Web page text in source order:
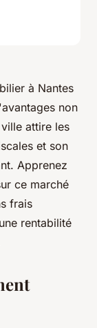
à Nantes
non
attire les
et son
Apprenez
ce marché
frais
rentabilité